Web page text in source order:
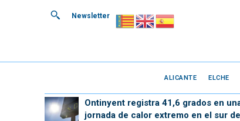
Newsletter
ALICANTE ELCHE
Ontinyent registra 41,6 grados en
jornada de calor extremo en el sur de